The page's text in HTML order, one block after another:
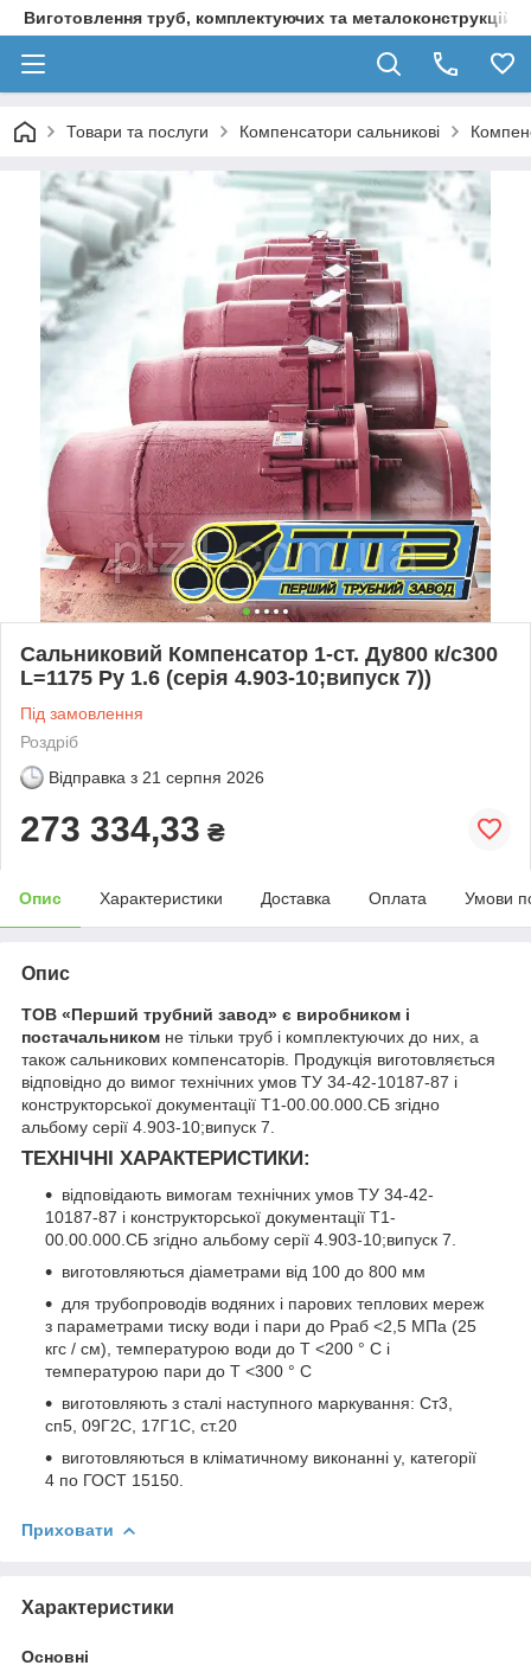
Виготовлення труб, комплектуючих та металоконструкцій
Товари та послуги Компенсатори сальникові
Сальниковий Компенсатор 1-ст. Ду800 к/с300
L=1175 Py 1.6 (серія 4.903-10;випуск 7))
Під замовлення
Роздріб
Відправка з 21 серпня 2026
273 334,33 ₴
Опис Характеристики Доставка Оплата Умови
Опис
ТОВ «Перший трубний завод» є виробником і
постачальником не тільки труб і комплектуючих до них, а
також сальникових компенсаторів. Продукція виготовляється
відповідно до вимог технічних умов ТУ 34-42-10187-87 і
конструкторської документації Т1-00.00.000.СБ згідно
альбому серії 4.903-10;випуск 7.
ТЕХНІЧНІ ХАРАКТЕРИСТИКИ:
відповідають вимогам технічних умов ТУ 34-42-
10187-87 і конструкторської документації Т1-
00.00.000.СБ згідно альбому серії 4.903-10;випуск 7.
виготовляються діаметрами від 100 до 800 мм
для трубопроводів водяних і парових теплових мереж
з параметрами тиску води і пари до Рраб <2,5 МПа (25
кгс / см), температурою води до Т <200 ° С і
температурою пари до Т <300 ° С
виготовляють з сталі наступного маркування: Ст3,
сп5, 09Г2С, 17Г1С, ст.20
виготовляються в кліматичному виконанні у, категорії
4 по ГОСТ 15150.
Приховати
Характеристики
Основні